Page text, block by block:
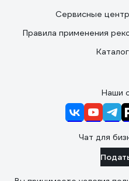
Сервисные
Правила применения
Наши
Чат для